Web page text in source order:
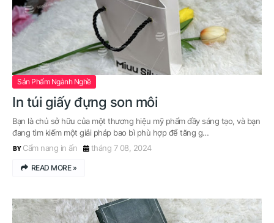
Sản Phẩm Ngành Nghề
In túi giấy đựng son môi
Bạn là chủ sở hữu của một thương hiệu mỹ phẩm đầy sáng tạo, và bạn
đang tìm kiếm một giải pháp bao bì phù hợp để tăng g…
Cẩm nang in ấn
tháng 7 08, 2024
READ MORE »